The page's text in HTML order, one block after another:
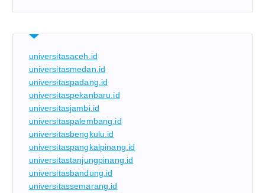
universitasaceh.id
universitasmedan.id
universitaspadang.id
universitaspekanbaru.id
universitasjambi.id
universitaspalembang.id
universitasbengkulu.id
universitaspangkalpinang.id
universitastanjungpinang.id
universitasbandung.id
universitassemarang.id